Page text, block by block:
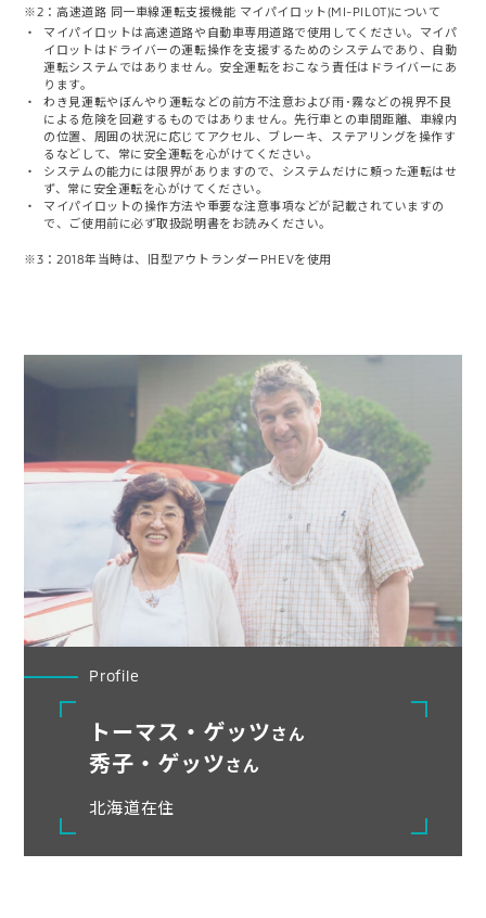
※2：高速道路 同一車線運転支援機能 マイパイロット(MI-PILOT)について
マイパイロットは高速道路や自動車専用道路で使用してください。マイパ
イロットはドライバーの運転操作を支援するためのシステムであり、自動
運転システムではありません。安全運転をおこなう責任はドライバーにあ
ります。
わき見運転やぼんやり運転などの前方不注意および雨･霧などの視界不良
による危険を回避するものではありません。先行車との車間距離、車線内
の位置、周囲の状況に応じてアクセル、ブレーキ、ステアリングを操作す
るなどして、常に安全運転を心がけてください。
システムの能力には限界がありますので、システムだけに頼った運転はせ
ず、常に安全運転を心がけてください。
マイパイロットの操作方法や重要な注意事項などが記載されていますの
で、ご使用前に必ず取扱説明書をお読みください。
※3：2018年当時は、旧型アウトランダーPHEVを使用
Profile
トーマス・ゲッツさん
秀子・ゲッツさん
北海道在住